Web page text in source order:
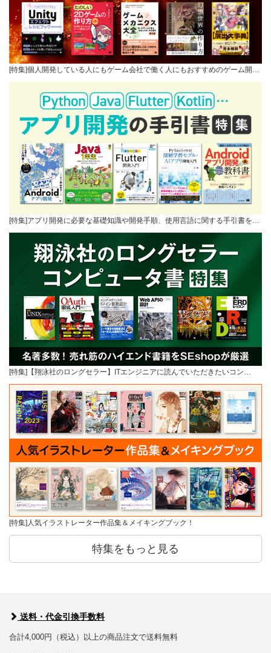
[特集]個人開発している人にもゲーム会社で働く人にもおすすめのゲーム開…
[特集]アプリ開発に必要な基礎知識や開発手順、使用言語に関する手引書を…
[特集]【翔泳社のロングセラー】ITエンジニアに読んでいただきたいコン…
[特集]人気イラストレーター作品集＆メイキングブック！
特集をもっと見る
送料・代金引換手数料
合計4,000円（税込）以上の商品注文で送料無料